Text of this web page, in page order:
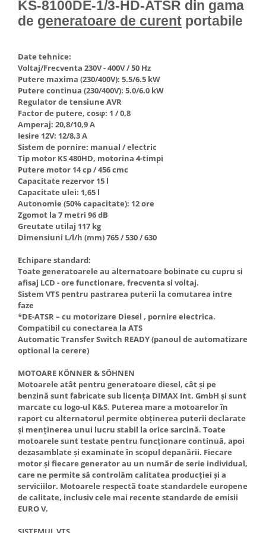
Nivela de masurat
Pistoale de vopsit
Prelungitoare
Polizoare electrice de banc si
unghiulare
Rindele si freze pentru lemn
Redresoare auto - roboti de
pornire
Suflante cu aer cald
Scari metalice
Strungurii
Scule cu acumulator
Scule pentru electricieni
Truse de scule
Truse de lipit PPR
Ventuze cu brate pentru transport
Vibratoare beton
Hote Telescopice
Hote Traditionale
Hote Country
Hote Insula
Hote Cupolare
Accesorii, consumabile hote
Masini de tocat carne
Masini de carnati ( CARNATARI )
Masini de spalat vase
Masini de spalat vase incorporabile
Masini de spalat vase
independente
Masini de spalat rufe
Masini de spalat rufe frontale
Masini de spalat rufe incorporabile
Masini de spalat rufe cu uscator
Uscatoare de rufe
Masini de facut paine
Pachete electrocasnice
incorporabile
SANDWICH MAKER
Storcatoare de fructe
Televizoare
KS-8100DE-1/3-HD-ATSR din gama
de generatoare de curent portabile
Date tehnice:
Voltaj/Frecventa 230V - 400V / 50 Hz
Putere maxima (230/400V): 5.5/6.5 kW
Putere continua (230/400V): 5.0/6.0 kW
Regulator de tensiune AVR
Factor de putere, cosφ: 1 / 0,8
Amperaj: 20,8/10,9 A
Iesire 12V: 12/8,3 A
Sistem de pornire: manual / electric
Tip motor KS 480HD, motorina 4-timpi
Putere motor 14 cp / 456 cmc
Capacitate rezervor 15 l
Capacitate ulei: 1,65 l
Autonomie (50% capacitate): 12 ore
Zgomot la 7 metri 96 dB
Greutate utilaj 117 kg
Dimensiuni L/l/h (mm) 765 / 530 / 630
Echipare standard:
Toate generatoarele au alternatoare bobinate cu cupru si
afisaj LCD - ore functionare, frecventa si voltaj.
Sistem VTS pentru pastrarea puterii la comutarea intre
faze
*DE-ATSR – cu motorizare Diesel , pornire electrica.
Compatibil cu conectarea la ATS
Automatic Transfer Switch READY (panoul de automatizare
optional la cerere)
MOTOARE KÖNNER & SÖHNEN
Motoarele atât pentru generatoare diesel, cât și pe
benzină sunt fabricate sub licența DIMAX Int. GmbH și sunt
marcate cu logo-ul K&S. Puterea mare a motoarelor în
raport cu alternatorul permite obținerea puterii declarate
și menținerea unui lucru stabil la orice sarcină. Toate
motoarele sunt testate pentru funcționare continuă, apoi
dezasamblate și examinate în scopul depanării. Fiecare
motor și fiecare generator au un număr de serie individual,
care ne permite să controlăm calitatea producției și a
serviciilor. Motoarele respectă toate standardele europene
de calitate, inclusiv cele mai recente standarde de emisii
EURO V.